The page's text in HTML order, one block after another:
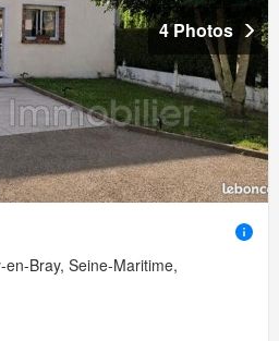
4 Photos
Bray, Seine-Maritime,